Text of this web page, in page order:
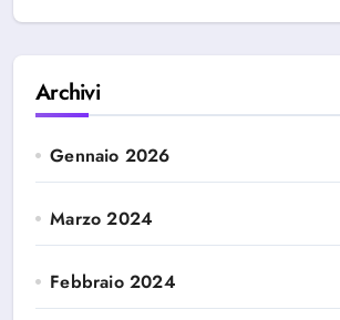
Archivi
Gennaio 2026
Marzo 2024
Febbraio 2024